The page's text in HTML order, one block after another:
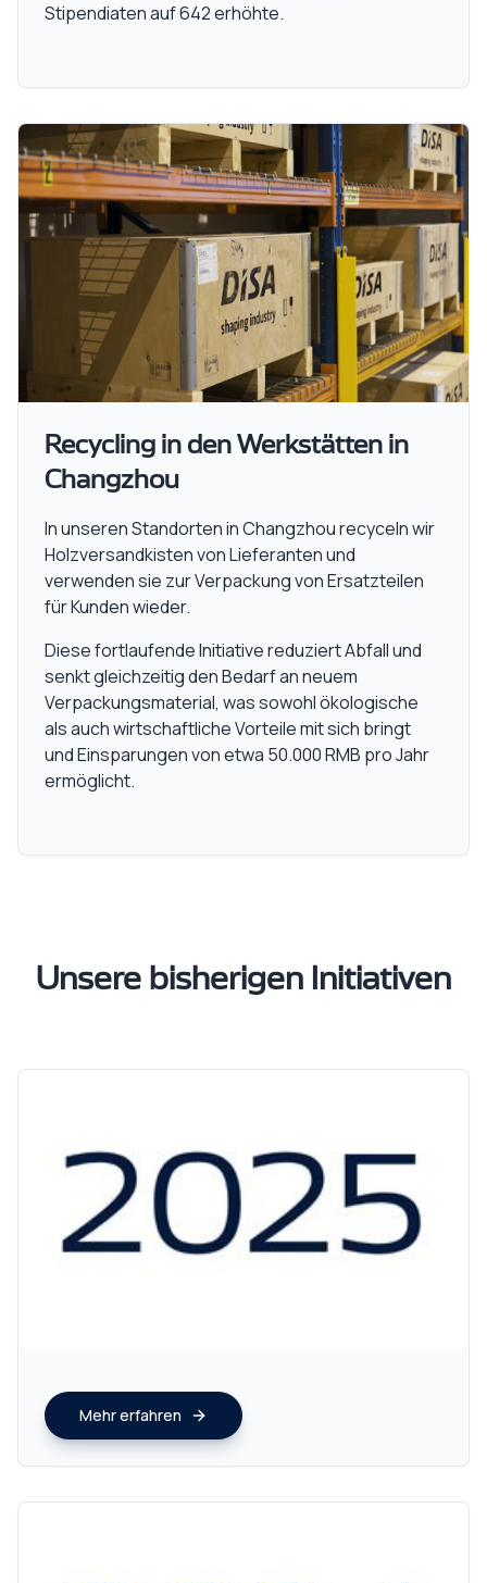
Stipendiaten auf 642 erhöhte.
Recycling in den Werkstätten in
Changzhou
In unseren Standorten in Changzhou recyceln wir
Holzversandkisten von Lieferanten und
verwenden sie zur Verpackung von Ersatzteilen
für Kunden wieder.
Diese fortlaufende Initiative reduziert Abfall und
senkt gleichzeitig den Bedarf an neuem
Verpackungsmaterial, was sowohl ökologische
als auch wirtschaftliche Vorteile mit sich bringt
und Einsparungen von etwa 50.000 RMB pro Jahr
ermöglicht.
Unsere bisherigen Initiativen
Mehr erfahren